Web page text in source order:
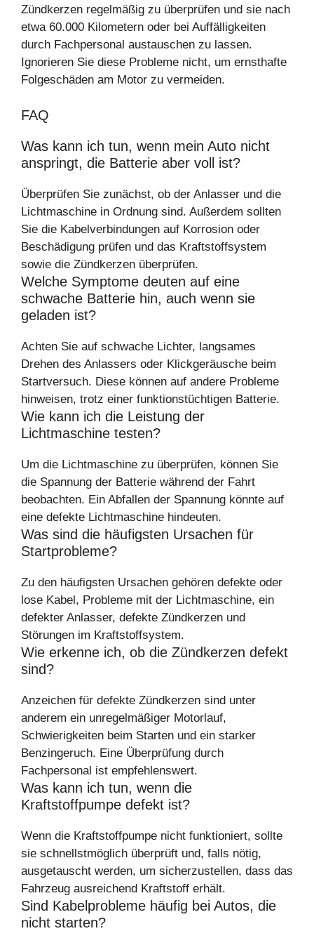
Zündkerzen regelmäßig zu überprüfen und sie nach
etwa 60.000 Kilometern oder bei Auffälligkeiten
durch Fachpersonal austauschen zu lassen.
Ignorieren Sie diese Probleme nicht, um ernsthafte
Folgeschäden am Motor zu vermeiden.
FAQ
Was kann ich tun, wenn mein Auto nicht
anspringt, die Batterie aber voll ist?
Überprüfen Sie zunächst, ob der Anlasser und die
Lichtmaschine in Ordnung sind. Außerdem sollten
Sie die Kabelverbindungen auf Korrosion oder
Beschädigung prüfen und das Kraftstoffsystem
sowie die Zündkerzen überprüfen.
Welche Symptome deuten auf eine
schwache Batterie hin, auch wenn sie
geladen ist?
Achten Sie auf schwache Lichter, langsames
Drehen des Anlassers oder Klickgeräusche beim
Startversuch. Diese können auf andere Probleme
hinweisen, trotz einer funktionstüchtigen Batterie.
Wie kann ich die Leistung der
Lichtmaschine testen?
Um die Lichtmaschine zu überprüfen, können Sie
die Spannung der Batterie während der Fahrt
beobachten. Ein Abfallen der Spannung könnte auf
eine defekte Lichtmaschine hindeuten.
Was sind die häufigsten Ursachen für
Startprobleme?
Zu den häufigsten Ursachen gehören defekte oder
lose Kabel, Probleme mit der Lichtmaschine, ein
defekter Anlasser, defekte Zündkerzen und
Störungen im Kraftstoffsystem.
Wie erkenne ich, ob die Zündkerzen defekt
sind?
Anzeichen für defekte Zündkerzen sind unter
anderem ein unregelmäßiger Motorlauf,
Schwierigkeiten beim Starten und ein starker
Benzingeruch. Eine Überprüfung durch
Fachpersonal ist empfehlenswert.
Was kann ich tun, wenn die
Kraftstoffpumpe defekt ist?
Wenn die Kraftstoffpumpe nicht funktioniert, sollte
sie schnellstmöglich überprüft und, falls nötig,
ausgetauscht werden, um sicherzustellen, dass das
Fahrzeug ausreichend Kraftstoff erhält.
Sind Kabelprobleme häufig bei Autos, die
nicht starten?